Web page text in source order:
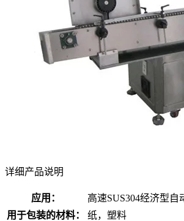
详细产品说明
应用： 高速SUS304经济型
用于包装的材料：
纸，塑料